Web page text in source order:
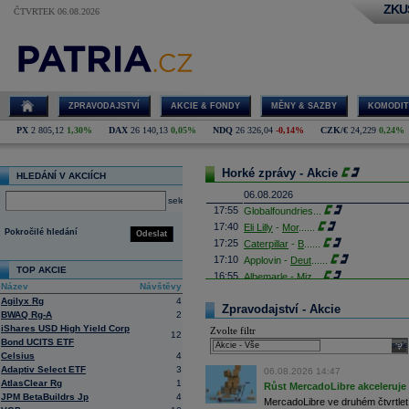
ČTVRTEK 06.08.2026
ZPRAVODAJSTVÍ AKCIE & FONDY MĚNY & SAZBY
PX 2 805,12 1,30% DAX 26 140,13 0,05% NDQ 26 326,04 -0,14% CZK/€ 24,229 0,24%
HLEDÁNÍ V AKCIÍCH
select
Odeslat
Pokročilé hledání
TOP AKCIE
Název
Návštěvy
Agilyx Rg
4
BWAQ Rg-A
2
iShares USD High Yield Corp
Bond UCITS ETF
12
Celsius
4
Adaptiv Select ETF
3
AtlasClear Rg
1
JPM BetaBuildrs Jp
4
Horké zprávy - Akcie
06.08.2026
17:55 Globalfoundries
17:40 Eli Lilly - Mor......
17:25 Caterpillar - B
17:10 Applovin - Deut
16:55 Albemarle - Miz...
propadl do ztráty 8,8 milionu
Obrat společnosti se loni meziročně
16:41 AMD
16:26
Britské úřady schválily plánované
Britská vláda dnes oznámila, že
které rozptýlily obavy ministryně
16:26
Objem obchodů s akciemi na
Zpravodajství - Akcie
Zvolte filtr
06.08.2026 14:47
Růst MercadoLibre
MercadoLibre ve druhém